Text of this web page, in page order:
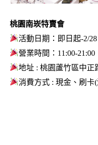
桃園南崁特賣會
活動日期：即日起-2/28
營業時間：11:00-21:00
地址 : 桃園蘆竹區中正
消費方式 : 現金 、刷卡(